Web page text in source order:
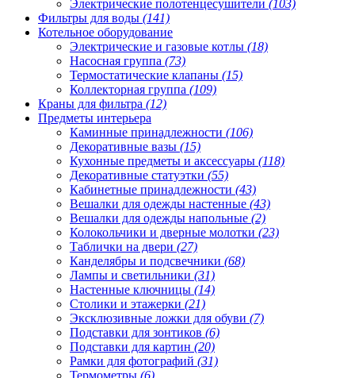
Электрические полотенцесушители (103)
Фильтры для воды (141)
Котельное оборудование
Электрические и газовые котлы (18)
Насосная группа (73)
Термостатические клапаны (15)
Коллекторная группа (109)
Краны для фильтра (12)
Предметы интерьера
Каминные принадлежности (106)
Декоративные вазы (15)
Кухонные предметы и аксессуары (118)
Декоративные статуэтки (55)
Кабинетные принадлежности (43)
Вешалки для одежды настенные (43)
Вешалки для одежды напольные (2)
Колокольчики и дверные молотки (23)
Таблички на двери (27)
Канделябры и подсвечники (68)
Лампы и светильники (31)
Настенные ключницы (14)
Столики и этажерки (21)
Эксклюзивные ложки для обуви (7)
Подставки для зонтиков (6)
Подставки для картин (20)
Рамки для фотографий (31)
Термометры (6)